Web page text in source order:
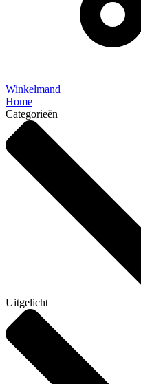
Winkelmand
Home
Categorieën
Uitgelicht